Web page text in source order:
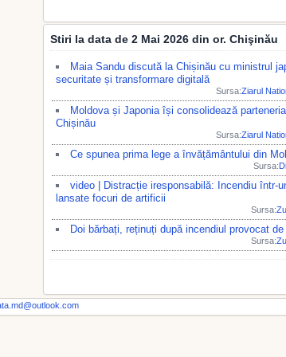
Stiri la data de 2 Mai 2026 din or. Chişinău
Maia Sandu discută la Chișinău cu ministrul
securitate și transformare digitală
Sursa:Ziarul
Moldova și Japonia își consolidează
Chișinău
Sursa:Ziarul
Ce spunea prima lege a învățământului din
Sursa:
video | Distracție iresponsabilă: Incendiu într-
lansate focuri de artificii
Sursa:
Doi bărbați, reținuți după incendiul provocat
Sursa: